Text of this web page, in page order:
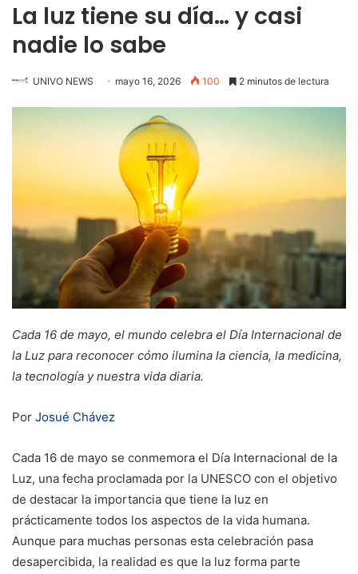
La luz tiene su día… y casi
nadie lo sabe
UNIVO NEWS mayo 16, 2026 100 2 minutos de lectura
Cada 16 de mayo, el mundo celebra el Día Internacional de
la Luz para reconocer cómo ilumina la ciencia, la medicina,
la tecnología y nuestra vida diaria.
Por Josué Chávez
Cada 16 de mayo se conmemora el Día Internacional de la
Luz, una fecha proclamada por la UNESCO con el objetivo
de destacar la importancia que tiene la luz en
prácticamente todos los aspectos de la vida humana.
Aunque para muchas personas esta celebración pasa
desapercibida, la realidad es que la luz forma parte